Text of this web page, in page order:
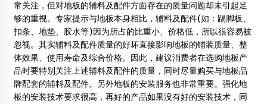
河北与加拿大新布伦瑞克省签署木结构建筑技术合作框架协
议
2012年9月25日
企业认证申请
2013年2月4日
常关注，但对地板的辅料及配件方面存在的质量问题却未引起足
够的重视。专家提示与地板本身相比，辅料及配件(如：踢脚板、
扣条、 地垫、胶水等)因为所占的比重小、价格低，所以很容易被
忽视。其实辅料及配件质量的好坏直接影响地板的铺装质量、整
体效果、使用寿命及综合价格。因此，建议消费者在选购地板产
品时要特别关注上述辅料及配件的质量，同时尽量购买与地板品
牌配套的辅料及配件。另外地板的安装服务也非常重要。强化地
板的安装技术要求很高，再好的产品如果没有好的安装技术，同